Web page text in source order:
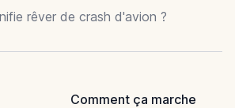
rêver de crash d'avion ?
Comment ça marche